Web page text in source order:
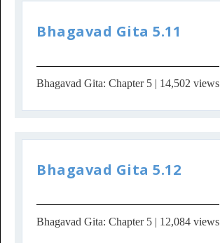
Bhagavad Gita 5.11
Bhagavad Gita: Chapter 5 | 14,502 views
Bhagavad Gita 5.12
Bhagavad Gita: Chapter 5 | 12,084 views